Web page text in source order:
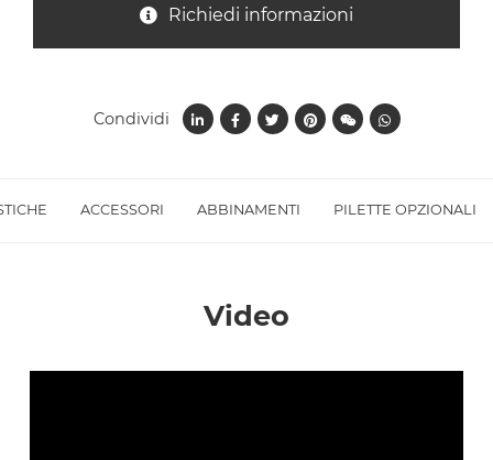
ACCESSORI ABBINAMENTI PILETTE OPZIONALI
Video
Richiedi informazioni
Condividi